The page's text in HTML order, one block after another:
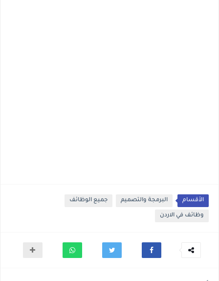
الأقسام البرمجة والتصميم جميع الوظائف
وظائف في الاردن